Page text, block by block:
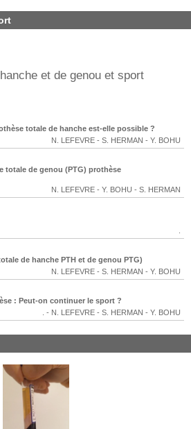
totale de hanche est-elle possible ?
N. LEFEVRE - S. HERMAN - Y. BOHU
totale de genou (PTG) prothèse
N. LEFEVRE - Y. BOHU - S. HERMAN
de hanche PTH et de genou PTG)
N. LEFEVRE - S. HERMAN - Y. BOHU
: Peut-on continuer le sport ?
- N. LEFEVRE - S. HERMAN - Y. BOHU